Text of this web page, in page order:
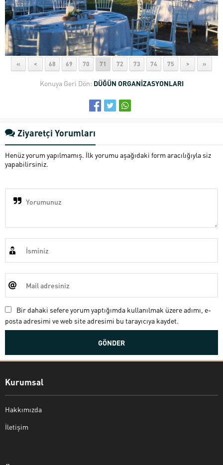
« < 68 69 70 71 72 73 74 75 > »
Konuya Geri Dön: DÜĞÜN ORGANİZASYONLARI
Ziyaretçi Yorumları
Henüz yorum yapılmamış. İlk yorumu aşağıdaki form aracılığıyla siz
yapabilirsiniz.
Bir dahaki sefere yorum yaptığımda kullanılmak üzere adımı, e-
posta adresimi ve web site adresimi bu tarayıcıya kaydet.
Kurumsal
Hakkımızda
İletişim